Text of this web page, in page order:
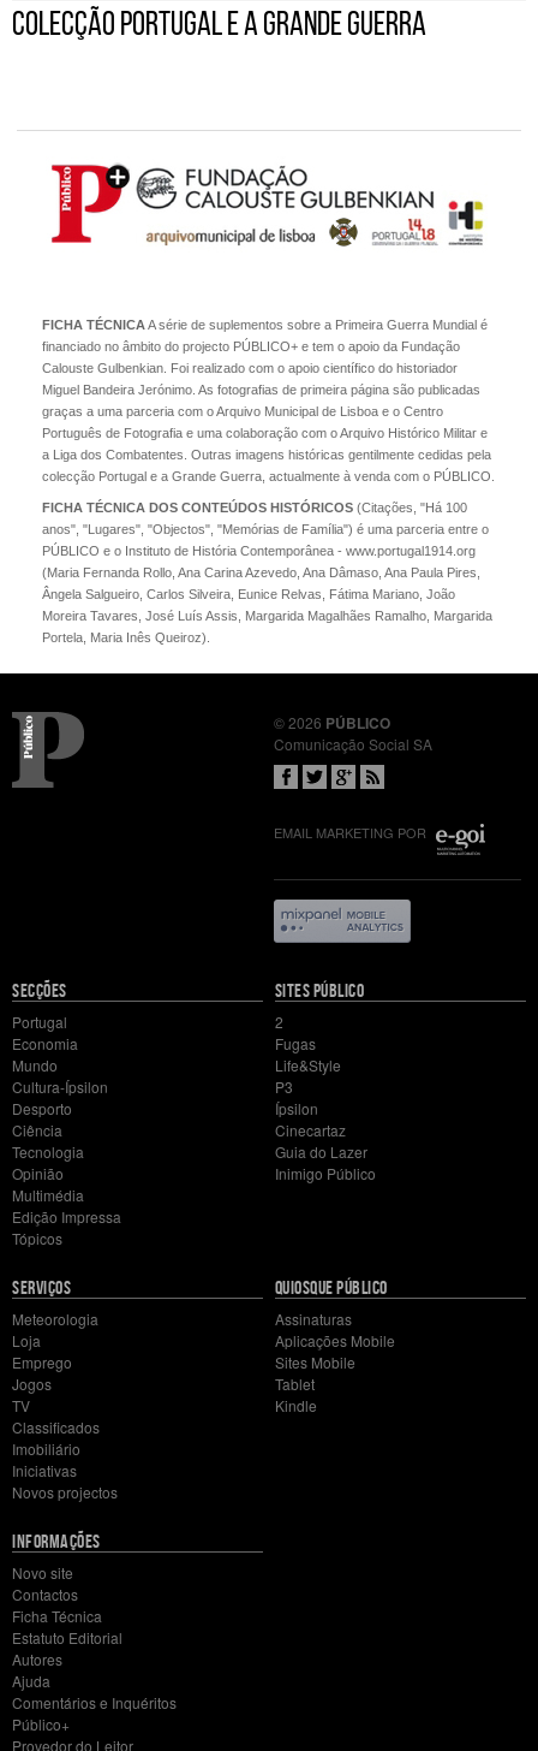
Colecção Portugal e a Grande Guerra
FICHA TÉCNICA A série de suplementos sobre a Primeira Guerra Mundial é
financiado no âmbito do projecto PÚBLICO+ e tem o apoio da Fundação
Calouste Gulbenkian. Foi realizado com o apoio científico do historiador
Miguel Bandeira Jerónimo. As fotografias de primeira página são publicadas
graças a uma parceria com o Arquivo Municipal de Lisboa e o Centro
Português de Fotografia e uma colaboração com o Arquivo Histórico Militar e
a Liga dos Combatentes. Outras imagens históricas gentilmente cedidas pela
colecção Portugal e a Grande Guerra, actualmente à venda com o PÚBLICO.
FICHA TÉCNICA DOS CONTEÚDOS HISTÓRICOS (Citações, "Há 100
anos", "Lugares", "Objectos", "Memórias de Família") é uma parceria entre o
PÚBLICO e o Instituto de História Contemporânea - www.portugal1914.org
(Maria Fernanda Rollo, Ana Carina Azevedo, Ana Dâmaso, Ana Paula Pires,
Ângela Salgueiro, Carlos Silveira, Eunice Relvas, Fátima Mariano, João
Moreira Tavares, José Luís Assis, Margarida Magalhães Ramalho, Margarida
Portela, Maria Inês Queiroz).
© 2026 PÚBLICO
Comunicação Social SA
EMAIL MARKETING POR
Mapa
do
site
SECÇÕES
Portugal
Economia
Mundo
Cultura-Ípsilon
Desporto
Ciência
Tecnologia
Opinião
Multimédia
Edição Impressa
Tópicos
SITES PÚBLICO
2
Fugas
Life&Style
P3
Ípsilon
Cinecartaz
Guia do Lazer
Inimigo Público
SERVIÇOS
Meteorologia
Loja
Emprego
Jogos
TV
Classificados
Imobiliário
Iniciativas
Novos projectos
QUIOSQUE PÚBLICO
Assinaturas
Aplicações Mobile
Sites Mobile
Tablet
Kindle
INFORMAÇÕES
Novo site
Contactos
Ficha Técnica
Estatuto Editorial
Autores
Ajuda
Comentários e Inquéritos
Público+
Provedor do Leitor